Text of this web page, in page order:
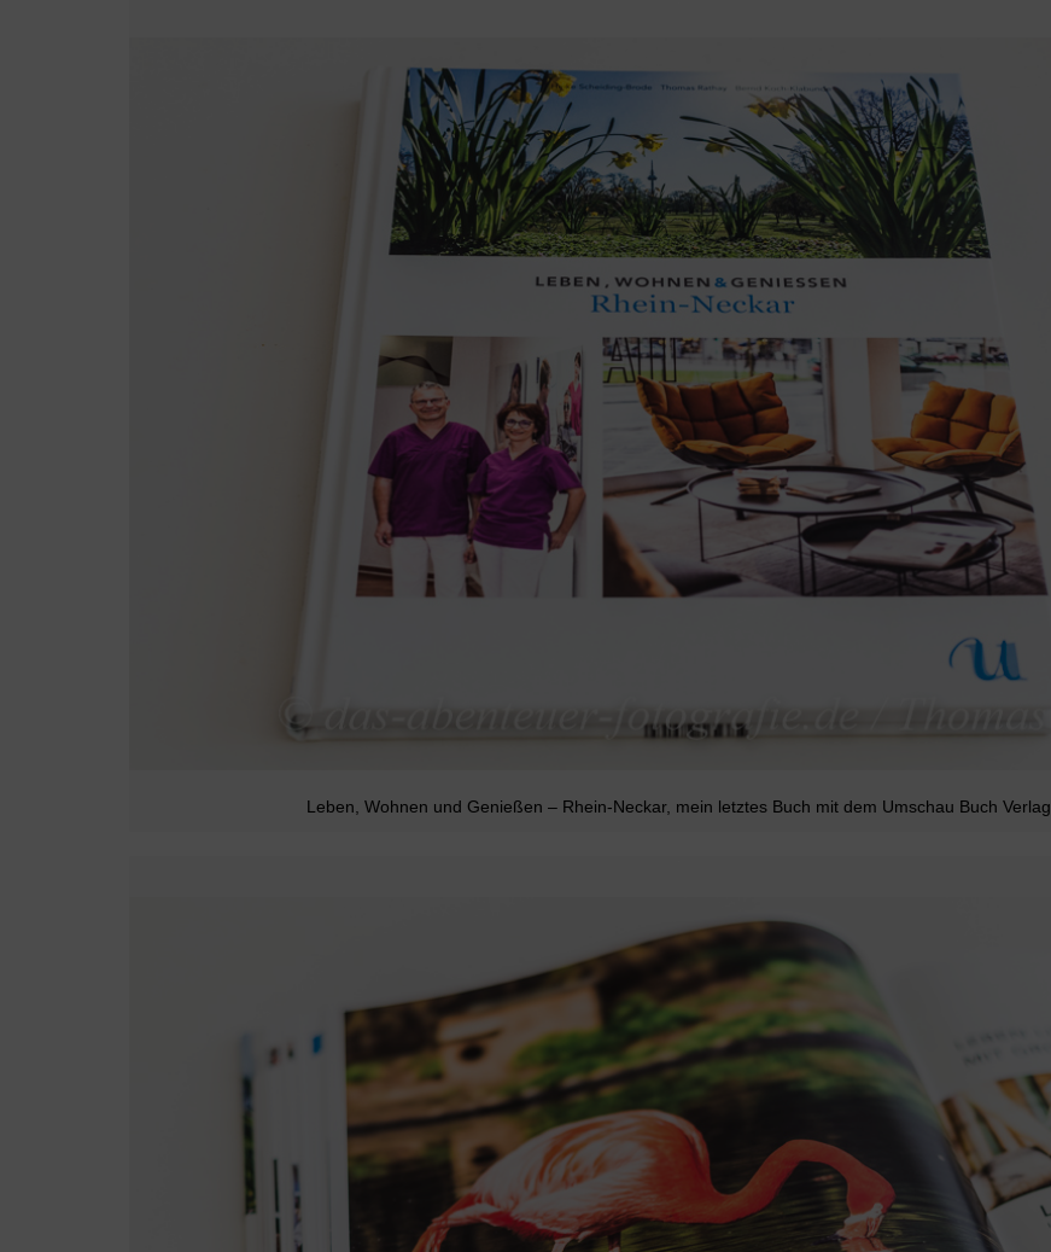
Leben, Wohnen und Genießen – Rhein-Neckar, mein letztes Buch mit dem Umschau Buch Verlag